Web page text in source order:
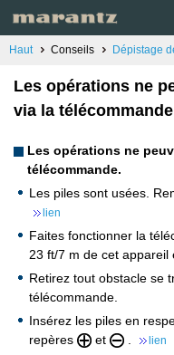
Haut Conseils Dépistage
Les opérations ne
via la télécommande
Les opérations ne
télécommande.
Les piles sont usées.
lien
Faites fonctionner la
23 ft/7 m de cet appareil
Retirez tout obstacle se
télécommande.
Insérez les piles en
repères
et lien